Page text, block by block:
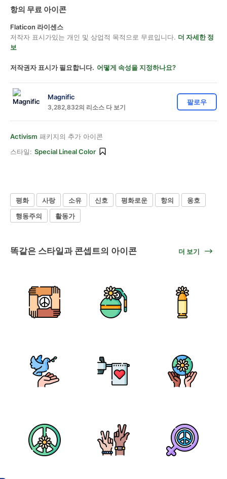
항의 무료 아이콘
Flaticon 라이센스
저작자 표시가있는 개인 및 상업적 목적으로 무료입니다. 더 자세한 정
보
저작권자 표시가 필요합니다. 어떻게 속성을 지정하나요?
Magnific
3,282,832의 리소스 다 보기
팔로우
Activism 패키지의 추가 아이콘
스타일: Special Lineal Color
평화 사랑 소유 신호 평화로운 항의
옹호
행동주의
활동가
똑같은 스타일과 콘셉트의 아이콘 더 보기